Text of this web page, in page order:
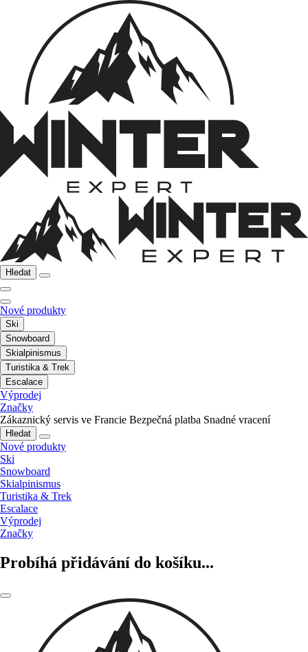
Hledat
Nové produkty
Ski
Snowboard
Skialpinismus
Turistika & Trek
Escalace
Výprodej
Značky
Zákaznický servis ve Francie Bezpečná platba Snadné vracení
Hledat
Nové produkty
Ski
Snowboard
Skialpinismus
Turistika & Trek
Escalace
Výprodej
Značky
Probíhá přidávání do košíku...